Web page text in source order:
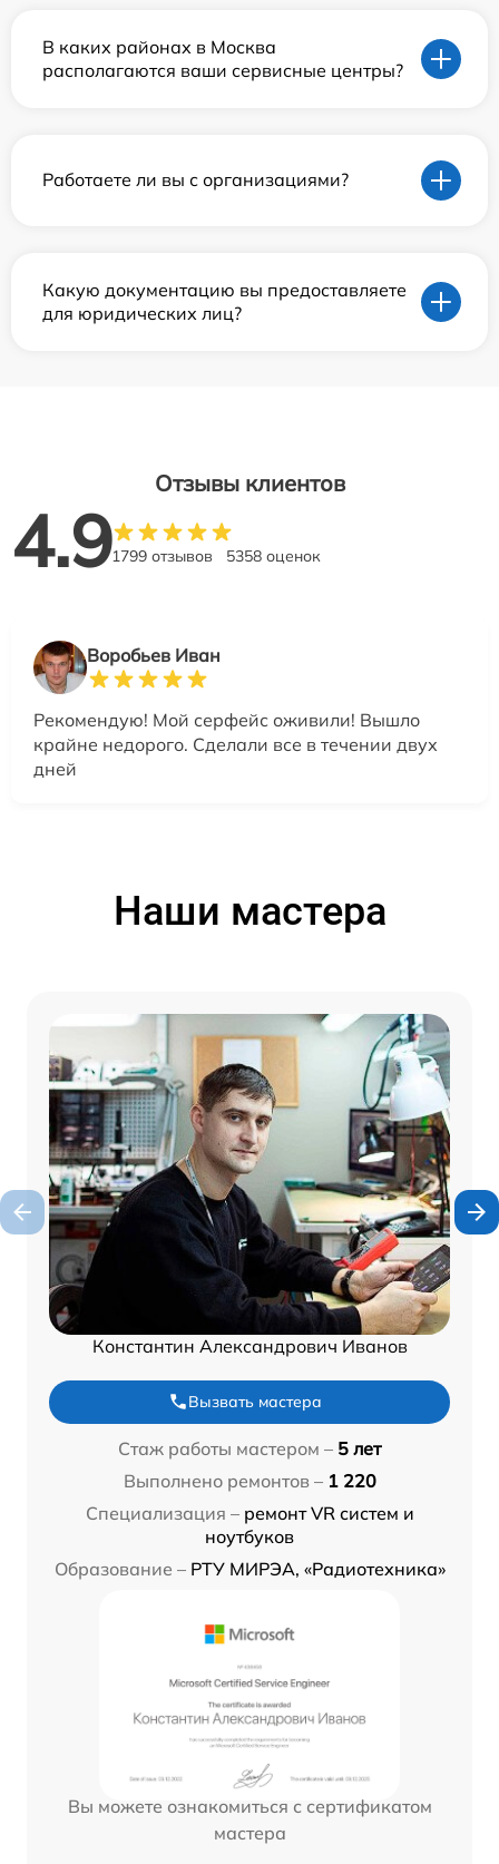
В каких районах в Москва
располагаются ваши сервисные центры?
Работаете ли вы с организациями?
Какую документацию вы предоставляете
для юридических лиц?
Отзывы клиентов
4.91799 отзывов 5358 оценок
Воробьев Иван
Рекомендую! Мой серфейс оживили! Вышло
крайне недорого. Сделали все в течении двух
дней
Наши мастера
Константин Александрович Иванов
Вызвать мастера
Стаж работы мастером – 5 лет
Выполнено ремонтов – 1 220
Специализация – ремонт VR систем и
ноутбуков
Образование – РТУ МИРЭА, «Радиотехника»
Вы можете ознакомиться с сертификатом
мастера